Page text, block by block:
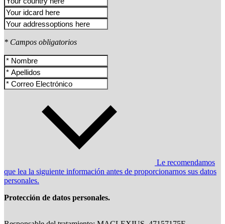
* Campos obligatorios
Le recomendamos
que lea la siguiente información antes de proporcionarnos sus datos
personales.
Protección de datos personales.